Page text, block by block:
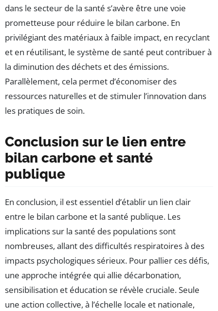
dans le secteur de la santé s’avère être une voie
prometteuse pour réduire le bilan carbone. En
privilégiant des matériaux à faible impact, en recyclant
et en réutilisant, le système de santé peut contribuer à
la diminution des déchets et des émissions.
Parallèlement, cela permet d’économiser des
ressources naturelles et de stimuler l’innovation dans
les pratiques de soin.
Conclusion sur le lien entre
bilan carbone et santé
publique
En conclusion, il est essentiel d’établir un lien clair
entre le bilan carbone et la santé publique. Les
implications sur la santé des populations sont
nombreuses, allant des difficultés respiratoires à des
impacts psychologiques sérieux. Pour pallier ces défis,
une approche intégrée qui allie décarbonation,
sensibilisation et éducation se révèle cruciale. Seule
une action collective, à l’échelle locale et nationale,